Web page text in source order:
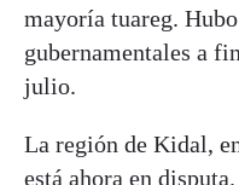
mayoría tuareg.
gubernamentales a
julio.
La región de Kidal,
está ahora en